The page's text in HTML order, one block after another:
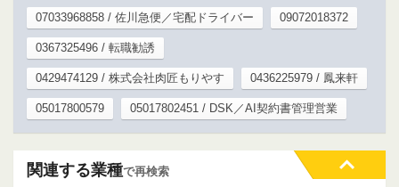
07033968858 / 佐川急便／宅配ドライバー 09072018372
0367325496 / 転職勧誘
0429474129 / 株式会社肉匠もりやす 0436225979 / 鳳来軒
05017800579 05017802451 / DSK／AI契約書管理営業
関連する業種で再検索